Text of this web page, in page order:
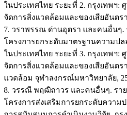
ในประเทศไทย ระยะที่ 2. กรุงเทพฯ:
จัดการสิ่งแวดล้อมและของเสียอันตรา
7. วราพรรณ ด่านอุตรา และคนอื่นๆ
โครงการยกระดับมาตรฐานความป
ในประเทศไทย ระยะที่ 3. กรุงเทพฯ:
จัดการสิ่งแวดล้อมและของเสียอันตร
แวดล้อม จุฬาลงกรณ์มหาวิทยาลัย,
8. วรรณี พฤฒิถาวร และคนอื่นๆ. ร
โครงการส่งเสริมการยกระดับควา